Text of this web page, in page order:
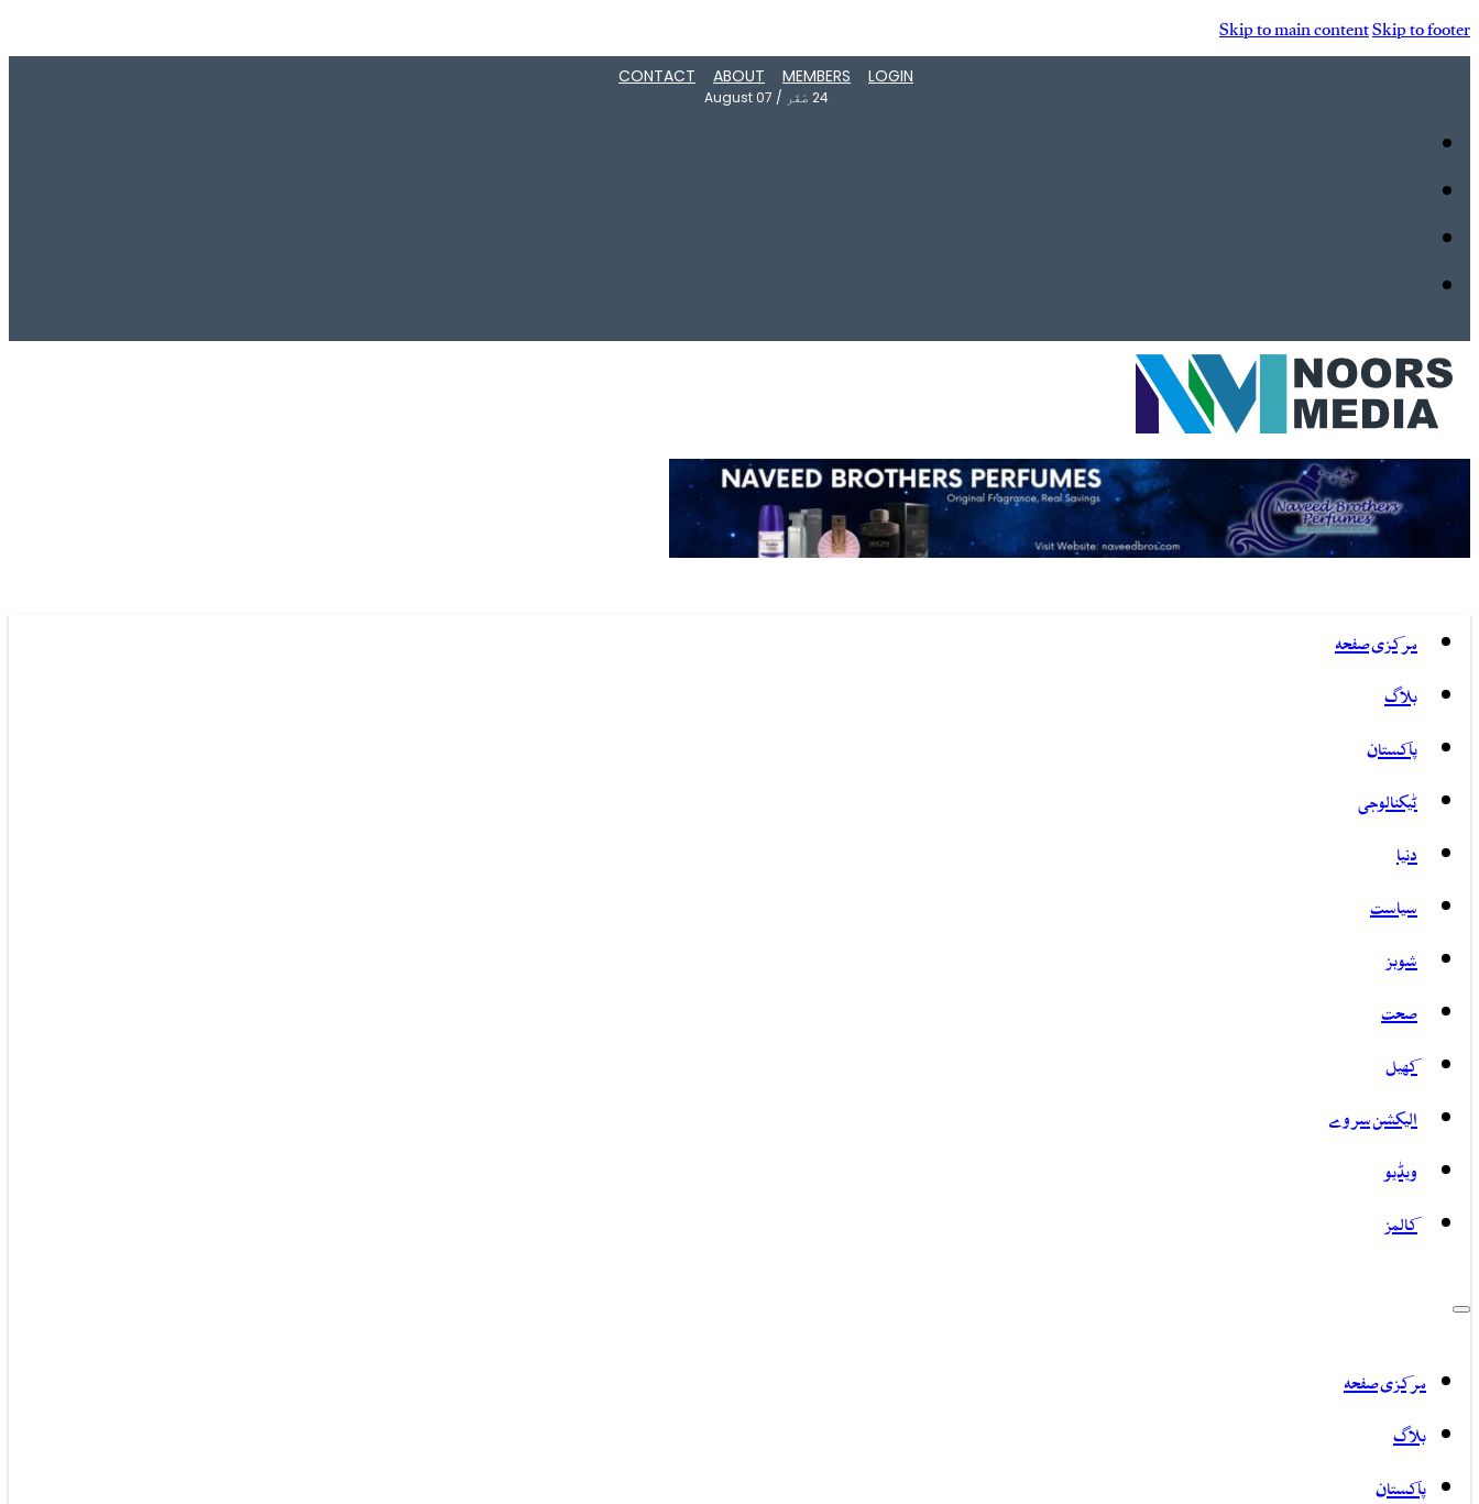
Skip to main contentSkip to footer
LOGIN
MEMBERS
ABOUT
CONTACT
24 صَفَر /
August 07
مرکزی صفحہ
بلاگ
پاکستان
ٹیکنالوجی
دنیا
سیاست
شوبز
صحت
کھیل
الیکشن سروے
ویڈیو
کالمز
مرکزی صفحہ
بلاگ
پاکستان